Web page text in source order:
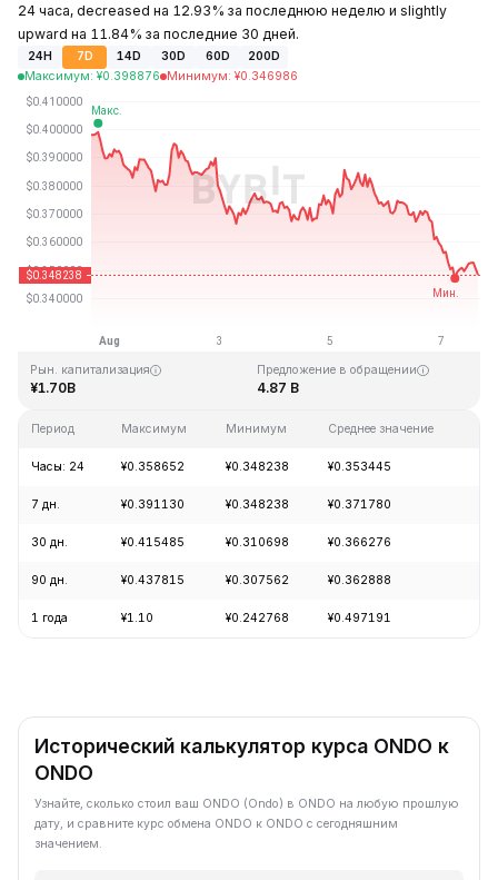
24 часа, decreased на 12.93% за последнюю неделю и slightly
upward на 11.84% за последние 30 дней.
24H 7D 14D 30D 60D
200D
Максимум: ¥0.398876 Минимум: ¥0.346986
Последнее обновление: 15:30 GMT+0 2026-08-07
¥0.082171
Рын. капитализация
¥1.70B
Предложение в обращении
4.87 B
Период Максимум Минимум Среднее значение
Часы: 24 ¥0.358652 ¥0.348238 ¥0.353445
7 дн. ¥0.391130 ¥0.348238 ¥0.371780
30 дн. ¥0.415485 ¥0.310698 ¥0.366276
90 дн. ¥0.437815 ¥0.307562 ¥0.362888
1 года ¥1.10 ¥0.242768 ¥0.497191
Исторический калькулятор курса ONDO к
ONDO
Узнайте, сколько стоил ваш ONDO (Ondo) в ONDO на любую прошлую
дату, и сравните курс обмена ONDO к ONDO с сегодняшним
значением.